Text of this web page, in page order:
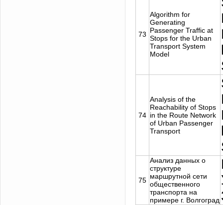
73
Algorithm for
Generating
Passenger Traffic at
Stops for the Urban
Transport System
Model
74
Analysis of the
Reachability of Stops
in the Route Network
of Urban Passenger
Transport
75
Анализ данных о
структуре
маршрутной сети
общественного
транспорта на
примере г. Волгоград